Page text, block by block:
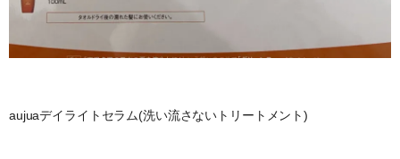
aujuaデイライトセラム(洗い流さないトリートメント)